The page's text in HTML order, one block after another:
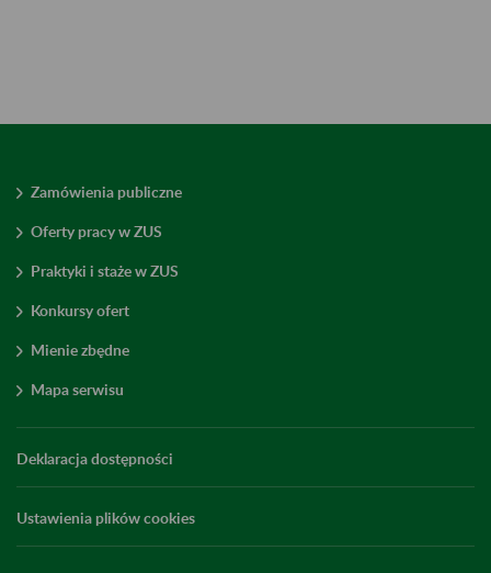
Zamówienia publiczne
Oferty pracy w ZUS
Praktyki i staże w ZUS
Konkursy ofert
Mienie zbędne
Mapa serwisu
Deklaracja dostępności
Ustawienia plików cookies